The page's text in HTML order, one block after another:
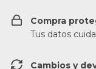
Compra
Tus datos
Cambios y